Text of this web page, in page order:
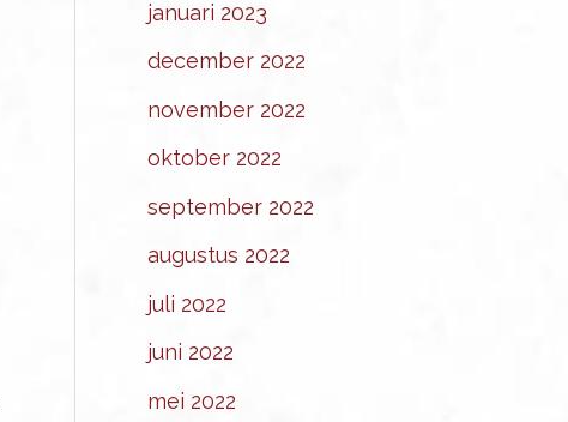
januari 2023
december 2022
november 2022
oktober 2022
september 2022
augustus 2022
juli 2022
juni 2022
mei 2022